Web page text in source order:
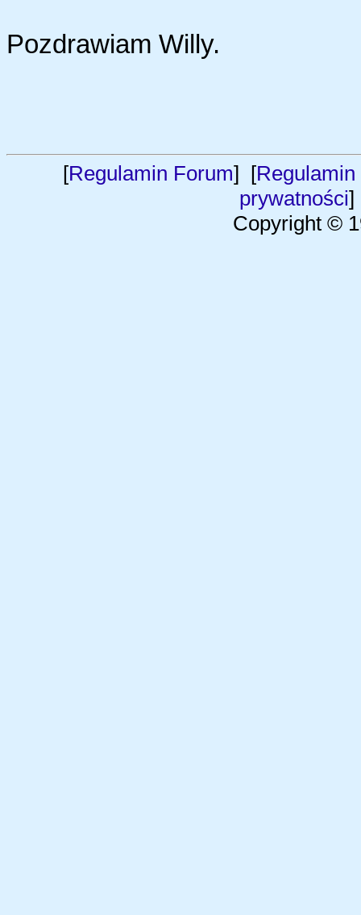
Pozdrawiam Willy.
[Regulamin Forum] [
prywatności]
Copyright ©